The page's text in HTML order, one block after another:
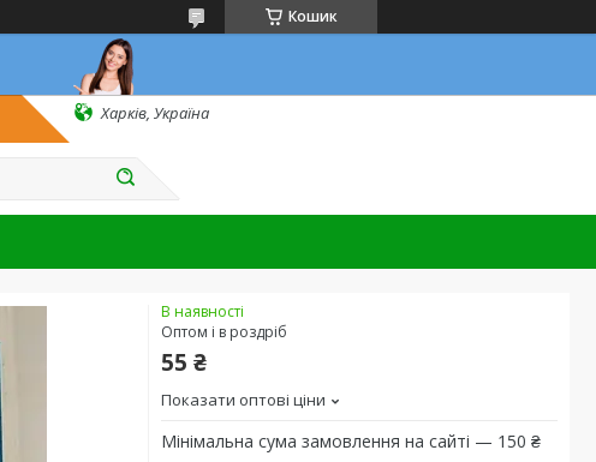
Кошик
Харків, Україна
В наявності
Оптом і в роздріб
55 ₴
Показати оптові ціни
Мінімальна сума замовлення на сайті — 150 ₴